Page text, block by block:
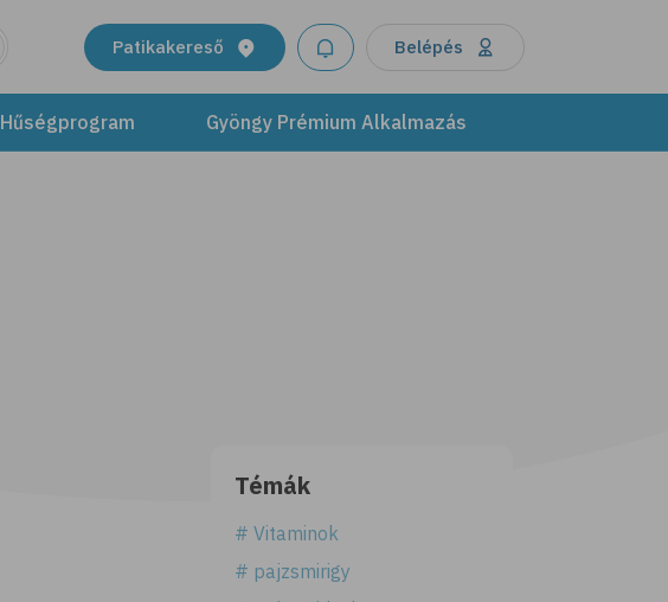
Patikakereső Belépés
Hűségprogram Gyöngy Prémium Alkalmazás
Témák
# Vitaminok
# pajzsmirigy